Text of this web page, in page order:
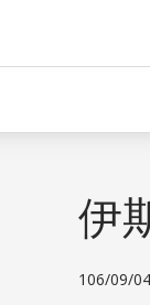
伊
106/09/04